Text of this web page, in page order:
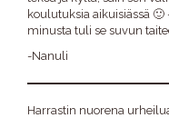
koulutuksia aikuisiässä
minusta tuli se suvun
-Nanuli
Harrastin nuorena